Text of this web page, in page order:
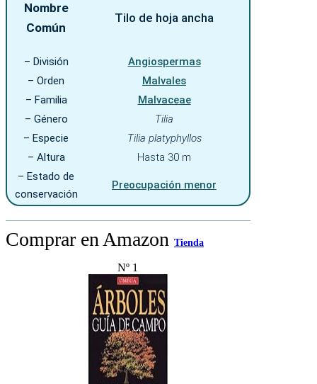
Nombre
Común
Tilo de hoja ancha
– División
Angiospermas
– Orden
Malvales
– Familia
Malvaceae
– Género
Tilia
– Especie
Tilia platyphyllos
– Altura
Hasta 30 m
– Estado de
conservación
Preocupación menor
Comprar en Amazon Tienda
Nº 1